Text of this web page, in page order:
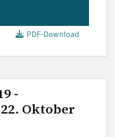
PDF-Download
-
Oktober